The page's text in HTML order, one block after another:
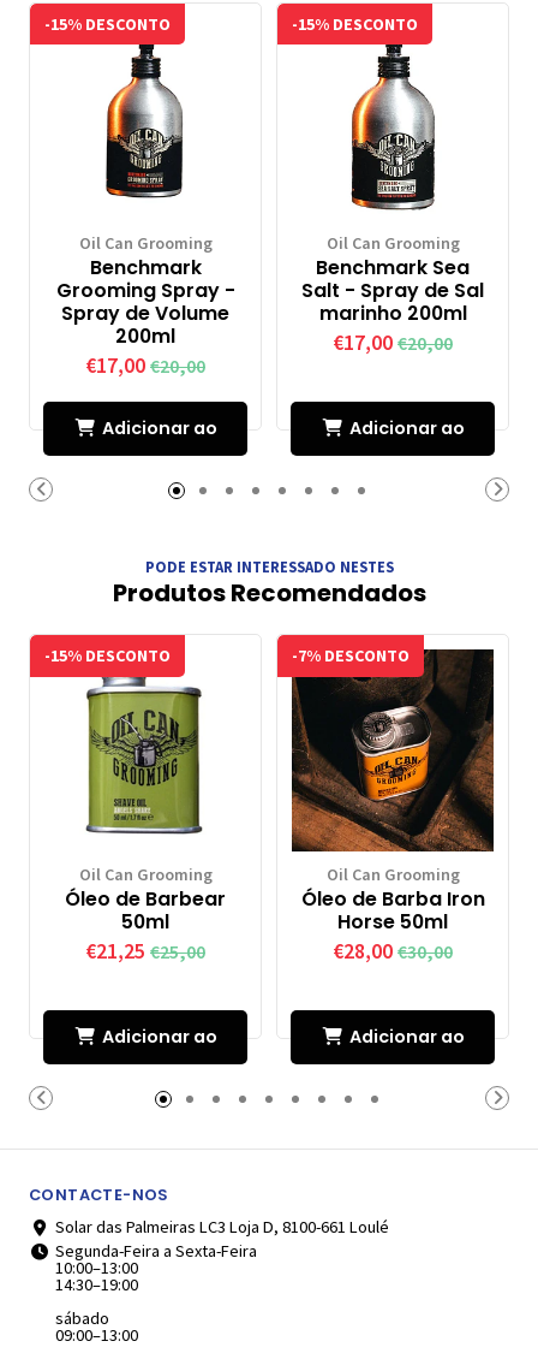
-15% DESCONTO
Oil Can Grooming
Benchmark
Grooming Spray -
Spray de Volume
200ml
€17,00 €20,00
Adicionar ao
Carrinho
-15% DESCONTO
Oil Can Grooming
Benchmark Sea
Salt - Spray de Sal
marinho 200ml
€17,00 €20,00
Adicionar ao
Carrinho
PODE ESTAR INTERESSADO NESTES
Produtos Recomendados
-15% DESCONTO
Oil Can Grooming
Óleo de Barbear
50ml
€21,25 €25,00
Adicionar ao
Carrinho
-7% DESCONTO
Oil Can Grooming
Óleo de Barba Iron
Horse 50ml
€28,00 €30,00
Adicionar ao
Carrinho
CONTACTE-NOS
Solar das Palmeiras LC3 Loja D, 8100-661 Loulé
Segunda-Feira a Sexta-Feira
10:00–13:00
14:30–19:00
sábado
09:00–13:00